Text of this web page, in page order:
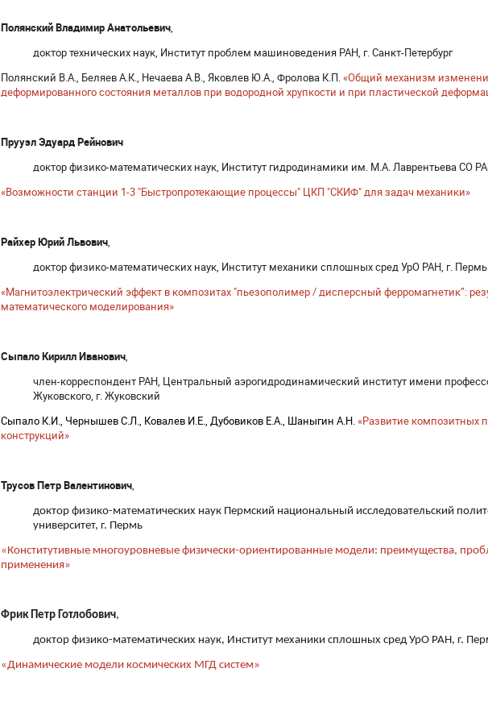
Полянский Владимир Анатольевич,
доктор технических наук, Институт проблем машиноведения РАН, г. Санкт-Петербург
Полянский В.А., Беляев А.К., Нечаева А.В., Яковлев Ю.А., Фролова К.П.«Общий механизм
деформированного состояния металлов при водородной хрупкости и при пластической
Прууэл Эдуард Рейнович
доктор физико-математических наук, Институт гидродинамики им. М.А. Лаврентьева СО
«Возможности станции 1-3 "Быстропротекающие процессы" ЦКП "СКИФ" для задач механики»
Райхер Юрий Львович,
доктор физико-математических наук, Институт механики сплошных сред УрО РАН, г. Пермь
«Mагнитоэлектрический эффект в композитах "пьезополимер / дисперсный ферромагнетик”:
математического моделирования»
Сыпало Кирилл Иванович,
член-корреспондент РАН, Центральный аэрогидродинамический институт имени
Жуковского, г. Жуковский
Сыпало К.И., Чернышев С.Л., Ковалев И.Е., Дубовиков Е.А., Шаныгин А.Н.«Развитие композитных
конструкций»
Трусов Петр Валентинович,
доктор физико-математических наук Пермский национальный исследовательский
университет, г. Пермь
«Конститутивные многоуровневые физически-ориентированные модели: преимущества,
применения»
Фрик Петр Готлобович,
доктор физико-математических наук, Институт механики сплошных сред УрО РАН, г.
«Динамические модели космических МГД систем»